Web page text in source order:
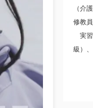
（介
修教
実
級）